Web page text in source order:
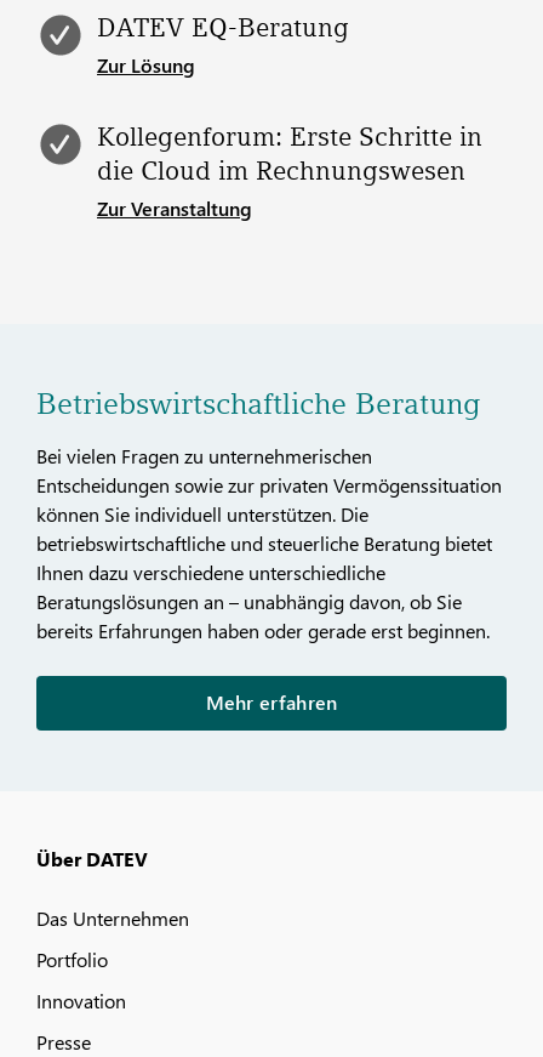
DATEV EQ-Beratung
Zur Lösung
Kollegenforum: Erste Schritte in
die Cloud im Rechnungswesen
Zur Veranstaltung
Betriebswirtschaftliche Beratung
Bei vielen Fragen zu unternehmerischen
Entscheidungen sowie zur privaten Vermögenssituation
können Sie individuell unterstützen. Die
betriebswirtschaftliche und steuerliche Beratung bietet
Ihnen dazu verschiedene unterschiedliche
Beratungslösungen an – unabhängig davon, ob Sie
bereits Erfahrungen haben oder gerade erst beginnen.
Mehr erfahren
Über DATEV
Das Unternehmen
Portfolio
Innovation
Presse